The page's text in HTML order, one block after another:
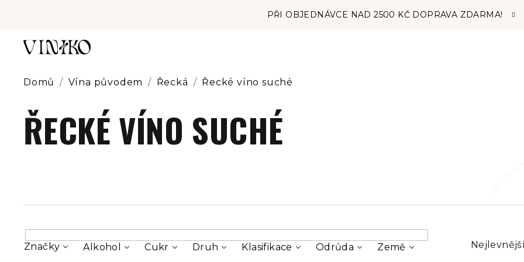
PŘI OBJEDNÁVCE NAD 2500 KČ DOPRAVA ZDARMA!
Domů / Vína původem / Řecká / Řecké víno suché
ŘECKÉ VÍNO SUCHÉ
Značky Alkohol Cukr Druh Klasifikace Odrůda Země
Ř